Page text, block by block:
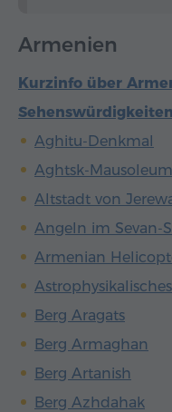
Armenien
Kurzinfo über
Aghitu-Denkmal
Aghtsk-Mausoleum
Altstadt von
Angeln im Sevan-
Armenian
Berg Aragats
Berg Armaghan
Berg Artanish
Berg Azhdahak